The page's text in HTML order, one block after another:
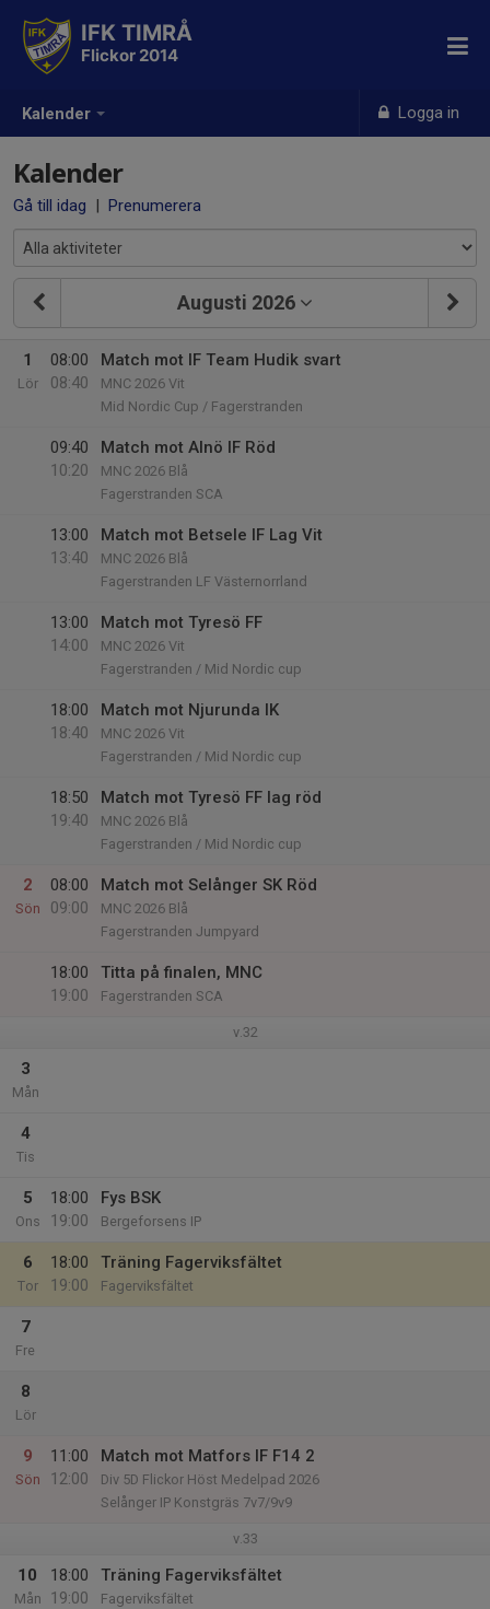
Kalender Logga in
IFK TIMRÅ
Flickor 2014
Kalender
Gå till idag | Prenumerera
Augusti 2026
1
Lör
08:00
08:40
Match mot IF Team Hudik svart
MNC 2026 Vit
Mid Nordic Cup / Fagerstranden
09:40
10:20
Match mot Alnö IF Röd
MNC 2026 Blå
Fagerstranden SCA
13:00
13:40
Match mot Betsele IF Lag Vit
MNC 2026 Blå
Fagerstranden LF Västernorrland
13:00
14:00
Match mot Tyresö FF
MNC 2026 Vit
Fagerstranden / Mid Nordic cup
18:00
18:40
Match mot Njurunda IK
MNC 2026 Vit
Fagerstranden / Mid Nordic cup
18:50
19:40
Match mot Tyresö FF lag röd
MNC 2026 Blå
Fagerstranden / Mid Nordic cup
2
Sön
08:00
09:00
Match mot Selånger SK Röd
MNC 2026 Blå
Fagerstranden Jumpyard
18:00
19:00
Titta på finalen, MNC
Fagerstranden SCA
v.32
3
Mån
4
Tis
5
Ons
18:00
19:00
Fys BSK
Bergeforsens IP
6
Tor
18:00
19:00
Träning Fagerviksfältet
Fagerviksfältet
7
Fre
8
Lör
9
Sön
11:00
12:00
Match mot Matfors IF F14 2
Div 5D Flickor Höst Medelpad 2026
Selånger IP Konstgräs 7v7/9v9
v.33
10
Mån
18:00
19:00
Träning Fagerviksfältet
Fagerviksfältet